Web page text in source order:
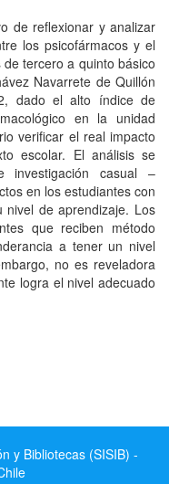
de reflexionar y analizar
los psicofármacos y el
tercero a quinto básico
Navarrete de Quillón
dado el alto índice de
en la unidad
verificar el real impacto
escolar. El análisis se
casual –
en los estudiantes con
nivel de aprendizaje. Los
que reciben método
a tener un nivel
no es reveladora
logra el nivel adecuado
y Bibliotecas (SISIB) -